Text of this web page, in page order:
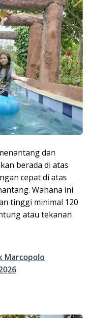
dan
berada di atas
cepat di atas
Wahana ini
tinggi minimal 120
atau tekanan
Marcopolo